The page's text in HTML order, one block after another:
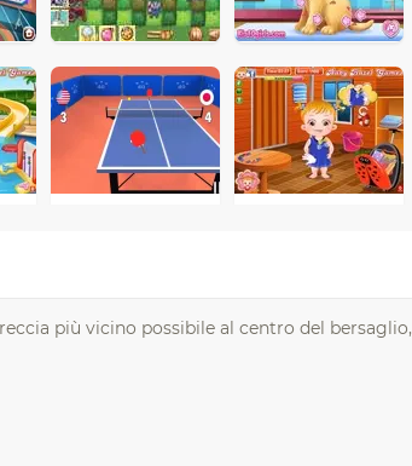
più vicino possibile al centro del bersaglio,